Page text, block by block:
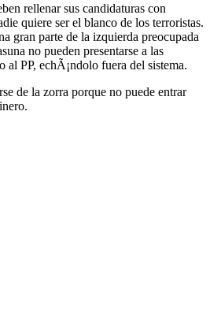
rellenar sus candidaturas con
quiere ser el blanco de los terroristas.
gran parte de la izquierda preocupada
no pueden presentarse a las
al PP, echÃ¡ndolo fuera del sistema.
de la zorra porque no puede entrar